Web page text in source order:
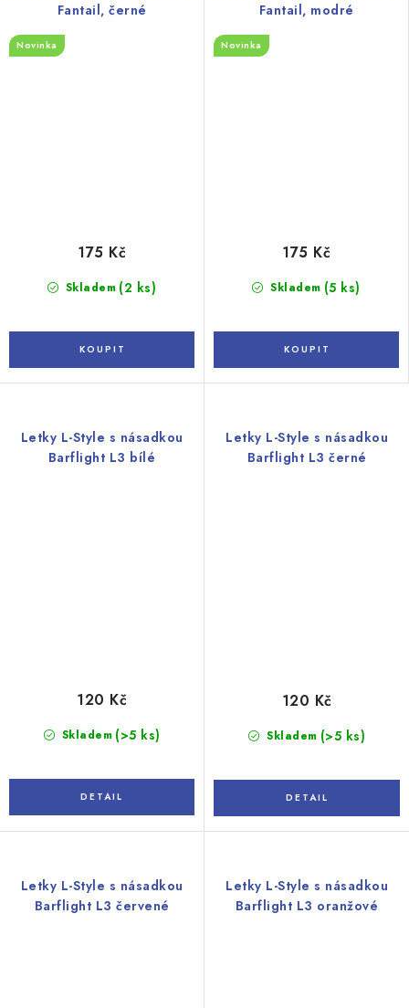
Fantail, černé
Novinka
Skladem (2 ks)
175 Kč
Fantail, modré
Novinka
Skladem (5 ks)
175 Kč
Letky L-Style s násadkou
Barflight L3 bílé
Skladem (>5 ks)
120 Kč
Letky L-Style s násadkou
Barflight L3 černé
Skladem (>5 ks)
120 Kč
Letky L-Style s násadkou
Barflight L3 červené
Letky L-Style s násadkou
Barflight L3 oranžové